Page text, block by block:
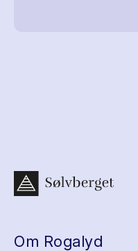
Om Rogalyd